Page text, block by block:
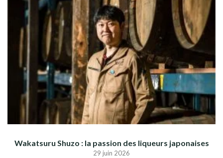
Wakatsuru Shuzo : la passion des liqueurs japonaises
29 juin 2026